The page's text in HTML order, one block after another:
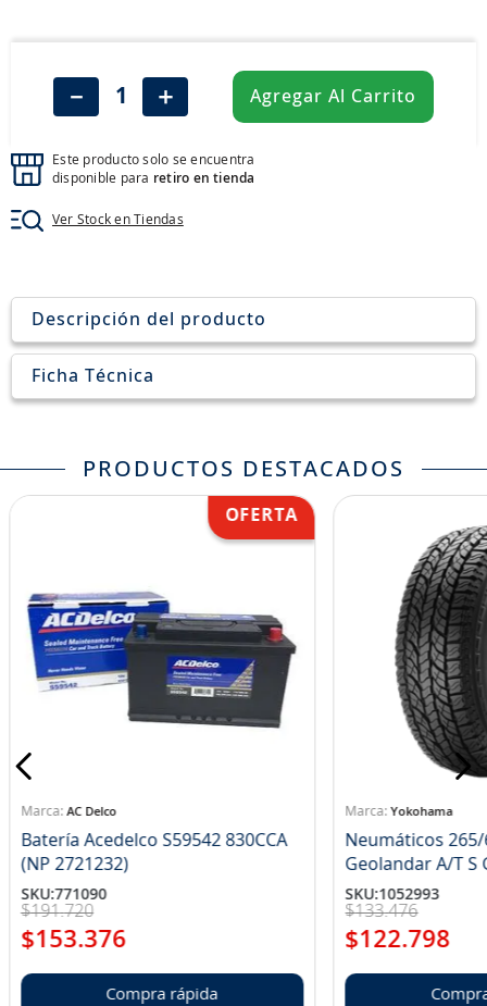
＋
－ Agregar Al Carrito
Este producto solo se encuentra
disponible para retiro en tienda
Ver Stock en Tiendas
Descripción del producto
Ficha Técnica
PRODUCTOS DESTACADOS
AC Delco
Batería Acedelco S59542 830CCA
(NP 2721232)
SKU:771090
$191.720
$153.376
Compra rápida
Yokohama
Neumáticos 265/
SKU:1052993
$133.476
$122.798
john deere